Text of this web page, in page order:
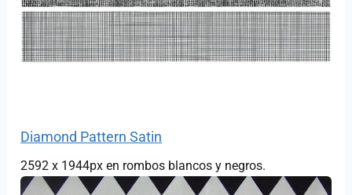
Diamond Pattern Satin
2592 x 1944px en rombos blancos y negros.